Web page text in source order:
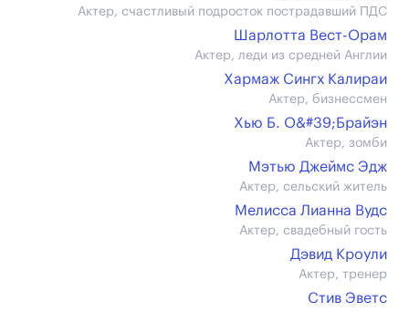
Актер, счастливый подросток пострадавший ПДС
Шарлотта Вест-Орам
Актер, леди из средней Англии
Хармаж Сингх Калираи
Актер, бизнессмен
Хью Б. О&#39;Брайэн
Актер, зомби
Мэтью Джеймс Эдж
Актер, сельский житель
Мелисса Лианна Вудс
Актер, свадебный гость
Дэвид Кроули
Актер, тренер
Стив Эветс